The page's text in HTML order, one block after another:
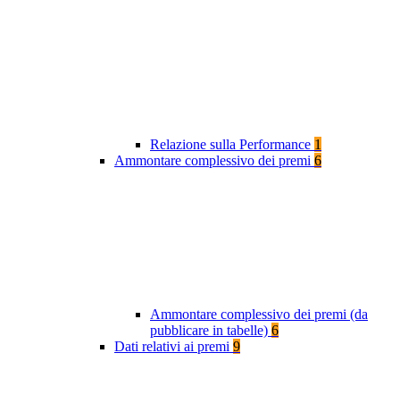
Relazione sulla Performance 1
Ammontare complessivo dei premi 6
Ammontare complessivo dei premi (da
pubblicare in tabelle) 6
Dati relativi ai premi 9